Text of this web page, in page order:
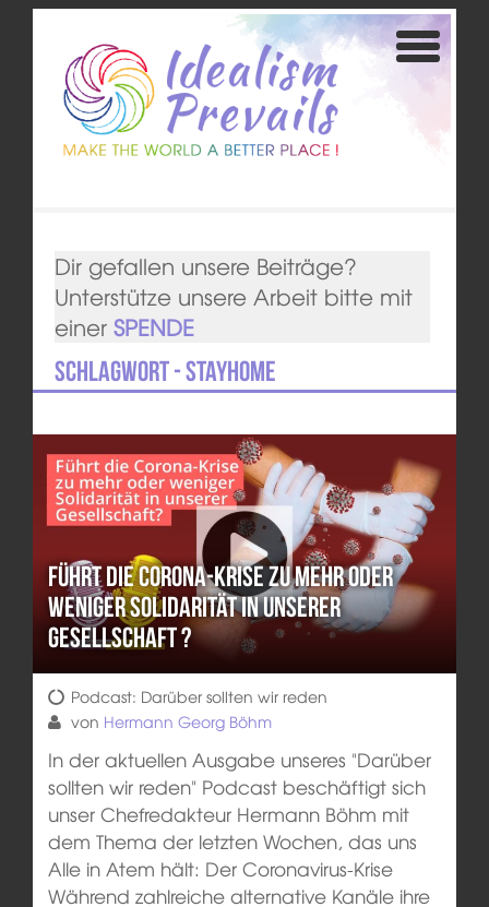
Dir gefallen unsere Beiträge?
Unterstütze unsere Arbeit bitte mit
einer SPENDE
Schlagwort - stayhome
Führt die Corona-Krise zu mehr oder
weniger Solidarität in unserer
Gesellschaft ?
Podcast: Darüber sollten wir reden
von Hermann Georg Böhm
In der aktuellen Ausgabe unseres "Darüber
sollten wir reden" Podcast beschäftigt sich
unser Chefredakteur Hermann Böhm mit
dem Thema der letzten Wochen, das uns
Alle in Atem hält: Der Coronavirus-Krise
Während zahlreiche alternative Kanäle ihre